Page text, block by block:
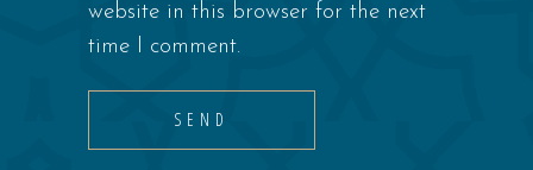
website in this browser for the next
time I comment.
SEND